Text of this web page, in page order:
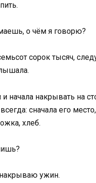
о чём я говорю?
сорок тысяч,
начала накрывать на
сначала его
хлеб.
ужин.